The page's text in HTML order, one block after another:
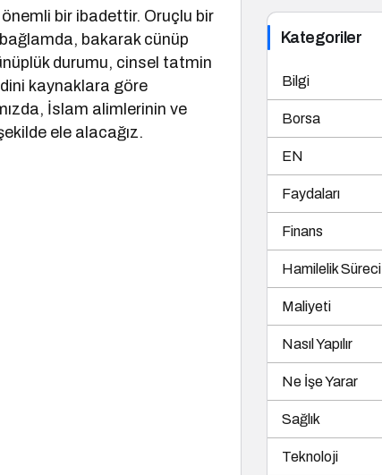
bir ibadettir. Oruçlu bir
bakarak cünüp
durumu, cinsel tatmin
kaynaklara göre
İslam alimlerinin ve
ele alacağız.
Kategoriler
Bilgi
Borsa
EN
Faydaları
Finans
Hamilelik Süreci
Maliyeti
Nasıl Yapılır
Ne İşe Yarar
Sağlık
Teknoloji